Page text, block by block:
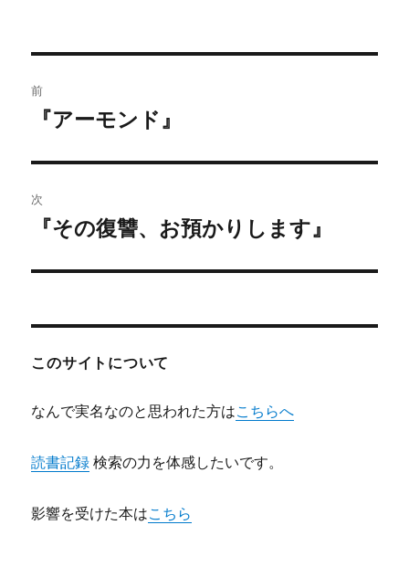
稿
ビ
ゲ
ー
前
前
投
稿:
『アーモンド』
次
次
投
『その復讐、お預かりします』
このサイトについて
なんで実名なのと思われた方はこちらへ
読書記録 検索の力を体感したいです。
影響を受けた本はこちら